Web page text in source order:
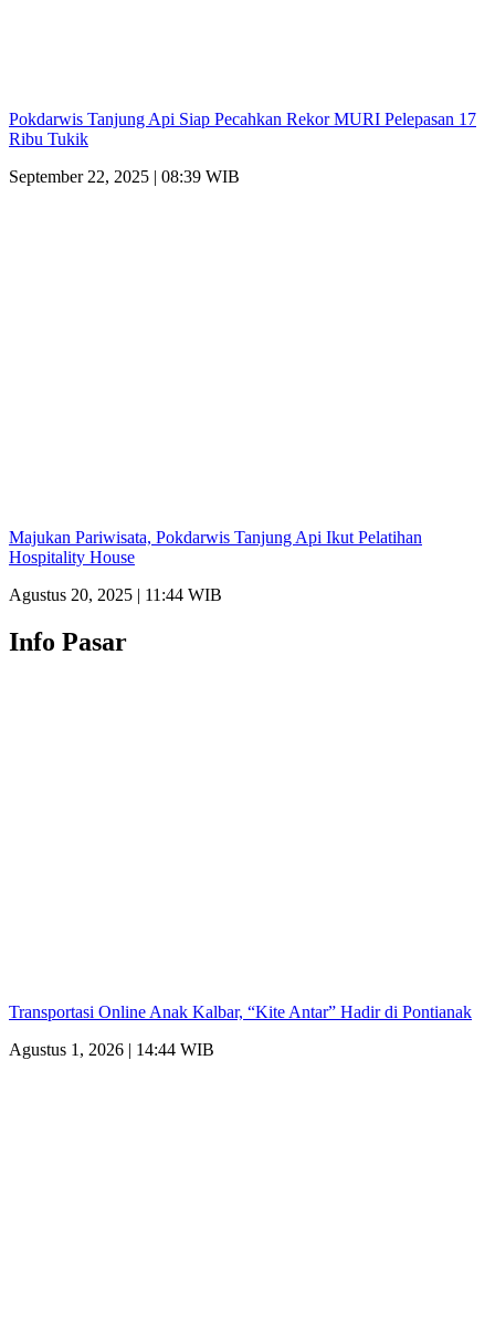
Pokdarwis Tanjung Api Siap Pecahkan Rekor MURI Pelepasan 17
Ribu Tukik
September 22, 2025 | 08:39 WIB
Majukan Pariwisata, Pokdarwis Tanjung Api Ikut Pelatihan
Hospitality House
Agustus 20, 2025 | 11:44 WIB
Info Pasar
Transportasi Online Anak Kalbar, “Kite Antar” Hadir di Pontianak
Agustus 1, 2026 | 14:44 WIB